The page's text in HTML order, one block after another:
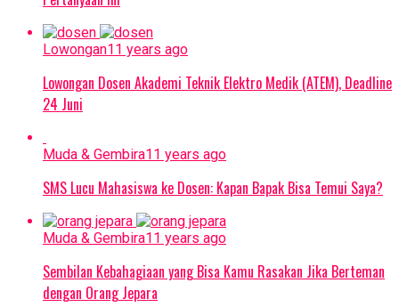
Lowongan11 years ago
Lowongan Dosen Akademi Teknik Elektro Medik (ATEM), Deadline
24 Juni
Muda & Gembira11 years ago
SMS Lucu Mahasiswa ke Dosen: Kapan Bapak Bisa Temui Saya?
Muda & Gembira11 years ago
Sembilan Kebahagiaan yang Bisa Kamu Rasakan Jika Berteman
dengan Orang Jepara